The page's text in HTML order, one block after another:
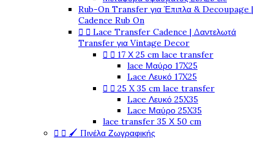
Rub-On Transfer για Έπιπλα & Decoupage |
Cadence Rub On
  Lace Transfer Cadence | Δαντελωτά
Transfer για Vintage Decor
  17 Χ 25 cm lace transfer
lace Μαύρο 17X25
Lace Λευκό 17X25
  25 X 35 cm lace transfer
Lace Λευκό 25X35
Lace Μαύρο 25X35
lace transfer 35 Χ 50 cm
  🖌️ Πινέλα Ζωγραφικής